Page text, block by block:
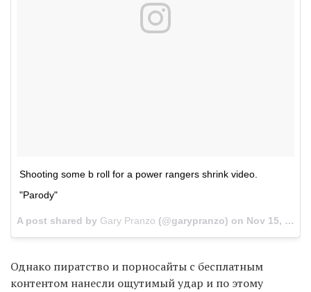
Shooting some b roll for a power rangers shrink video.
"Parody"
A post shared by Gary Pranzo (@garypranzo) on Nov 15, 2017 at 8:03am PST
Однако пиратство и порносайты с бесплатным
контентом нанесли ощутимый удар и по этому